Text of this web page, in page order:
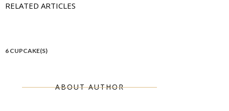
RELATED ARTICLES
6 CUPCAKE(S)
ABOUT AUTHOR